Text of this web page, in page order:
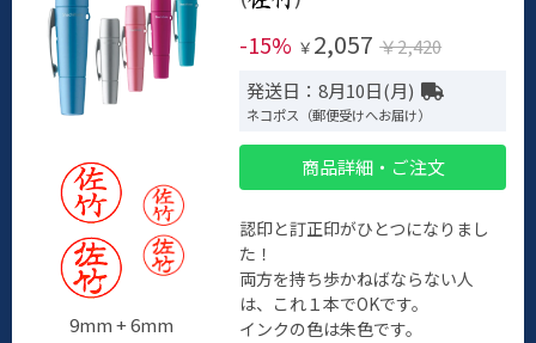
9mm + 6mm
-15% ￥ 2,057 ￥2,420
発送日：8月10日(月)
ネコポス（郵便受けへお届け）
商品詳細・ご注文
認印と訂正印がひとつになりまし
た！
両方を持ち歩かねばならない人
は、これ１本でOKです。
インクの色は朱色です。